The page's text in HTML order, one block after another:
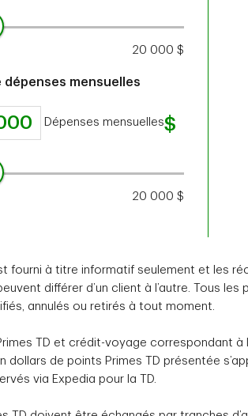
20 000 $
dépenses mensuelles
Dépenses mensuelles
20 000 $
fourni à titre informatif seulement et les
différer d’un client à l’autre. Tous
annulés ou retirés à tout moment.
TD et crédit-voyage correspondant à
dollars de points Primes TD présentée
via Expedia pour la TD.